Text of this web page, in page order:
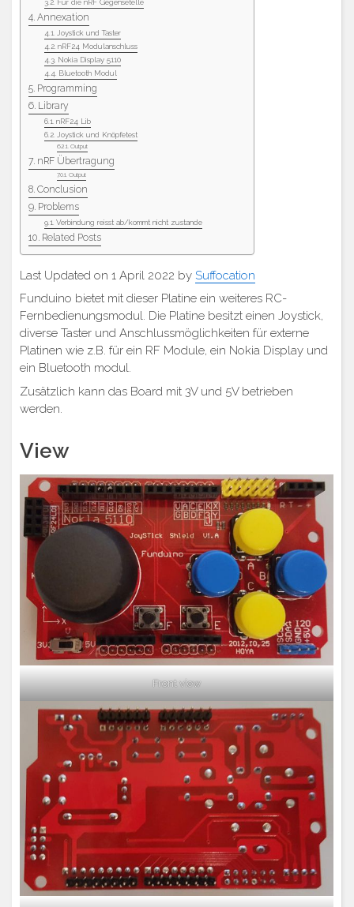
Annexation
Joystick und Taster
nRF24 Modulanschluss
Nokia Display 5110
Bluetooth Modul
Programming
Library
nRF24 Lib
Joystick und Knöpfetest
Output
nRF Übertragung
Output
Conclusion
Problems
Verbindung reisst ab/kommt nicht zustande
Related Posts
Last Updated on 1 April 2022 by Suffocation
Funduino bietet mit dieser Platine ein weiteres RC-
Fernbedienungsmodul. Die Platine besitzt einen Joystick,
diverse Taster und Anschlussmöglichkeiten für externe
Platinen wie z.B. für ein RF Module, ein Nokia Display und
ein Bluetooth modul.
Zusätzlich kann das Board mit 3V und 5V betrieben
werden.
View
Front view